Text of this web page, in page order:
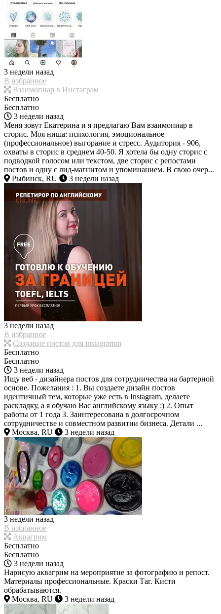
3 недели назад
В избранное
Взаимопиар в Инстаграм
Бесплатно
Бесплатно
3 недели назад
Меня зовут Екатерина и я предлагаю Вам взаимопиар в
сторис. Моя ниша: психология, эмоциональное
(профессиональное) выгорание и стресс. Аудитория - 906,
охваты в сторис в среднем 40-50. Я хотела бы одну сторис с
подводкой голосом или текстом, две сторис с репостами
постов и одну с лид-магнитом и упоминанием. В свою очер...
Рыбинск, RU
3 недели назад
3 недели назад
В избранное
Создание постов для instagramm
Бесплатно
Бесплатно
3 недели назад
Ищу веб - дизайнера постов для сотрудничества на бартерной
основе. Пожелания : 1. Вы создаете дизайн постов
идентичный тем, которые уже есть в Instagram, делаете
раскладку, а я обучаю Вас английскому языку :) 2. Опыт
работы от 1 года 3. Заинтересована в долгосрочном
сотрудничестве и совместном развитии бизнеса. Детали ...
Москва, RU
3 недели назад
3 недели назад
В избранное
Аквагрим
Бесплатно
Бесплатно
3 недели назад
Нарисую аквагрим на мероприятие за фотографию и репост.
Материалы профессиональные. Краски Таг. Кисти
обрабатываются.
Москва, RU
3 недели назад